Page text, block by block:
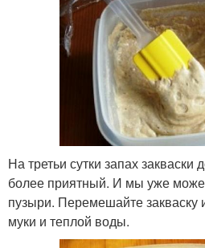
На третьи сутки запах
более приятный. И мы уже
пузыри. Перемешайте закваску
муки и теплой воды.